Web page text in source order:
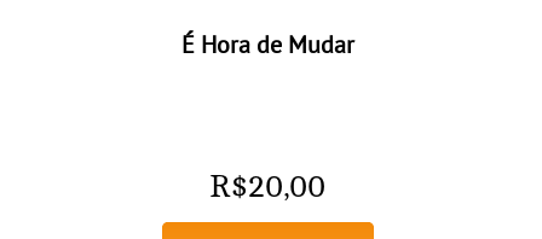
É Hora de Mudar
R$20,00